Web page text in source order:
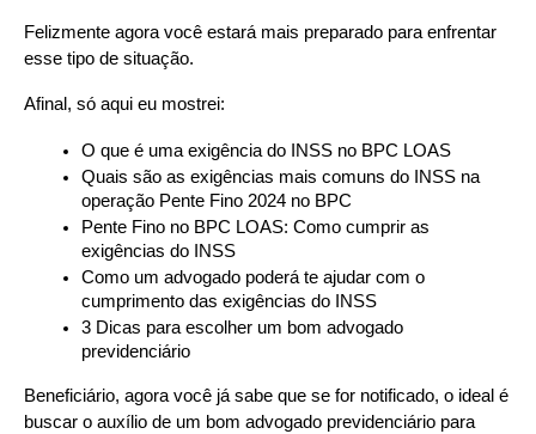
Felizmente agora você estará mais preparado para enfrentar
esse tipo de situação.
Afinal, só aqui eu mostrei:
O que é uma exigência do INSS no BPC LOAS
Quais são as exigências mais comuns do INSS na
operação Pente Fino 2024 no BPC
Pente Fino no BPC LOAS: Como cumprir as
exigências do INSS
Como um advogado poderá te ajudar com o
cumprimento das exigências do INSS
3 Dicas para escolher um bom advogado
previdenciário
Beneficiário, agora você já sabe que se for notificado, o ideal é
buscar o auxílio de um bom advogado previdenciário para